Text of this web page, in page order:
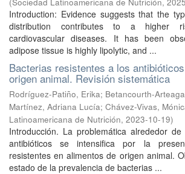
Introduction: Evidence suggests that the
distribution contributes to a higher
cardiovascular diseases. It has been
adipose tissue is highly lipolytic, and ...
Bacterias resistentes a los
origen animal. Revisión sistemática
Rodríguez-Patiño, Erika; Betancourth-
Martínez, Adriana Lucía; Chávez-Vivas,
Latinoamericana de Nutrición, 2023-10-19)
Introducción. La problemática alrededor
antibióticos se intensifica por la
resistentes en alimentos de origen animal.
estado de la prevalencia de bacterias ...